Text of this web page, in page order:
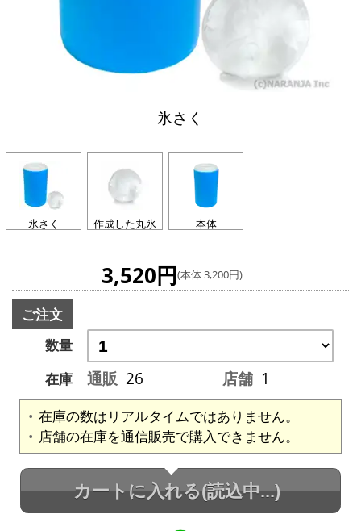
氷さく
氷さく 作成した丸氷 本体
3,520円(本体 3,200円)
ご注文
数量
在庫
通販 26 店舗 1
在庫の数はリアルタイムではありません。
店舗の在庫を通信販売で購入できません。
カートに入れる(読込中...)